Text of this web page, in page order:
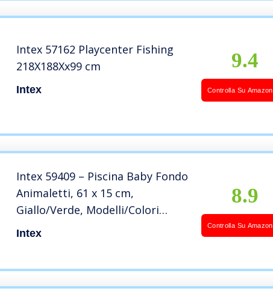
Intex 57162 Playcenter Fishing
218X188Xx99 cm
Intex
9.4
Controlla Su Amazon
Intex 59409 – Piscina Baby Fondo
Animaletti, 61 x 15 cm,
Giallo/Verde, Modelli/Colori
Assortiti, 1 Pezzo
Intex
8.9
Controlla Su Amazon